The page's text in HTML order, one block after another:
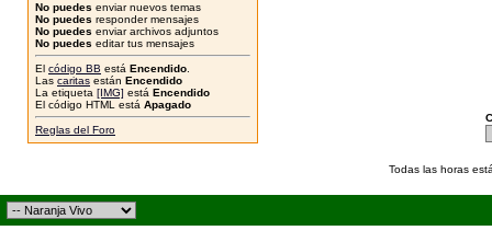
No puedes enviar nuevos temas
No puedes responder mensajes
No puedes enviar archivos adjuntos
No puedes editar tus mensajes
El código BB está Encendido
Las caritas están Encendido
La etiqueta [IMG] está Encendido
El código HTML está Apagado
Reglas del Foro
Todas las horas